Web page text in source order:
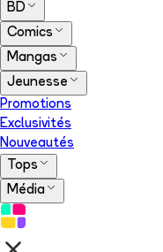
BD
Comics
Mangas
Jeunesse
Promotions
Exclusivités
Nouveautés
Tops
Média